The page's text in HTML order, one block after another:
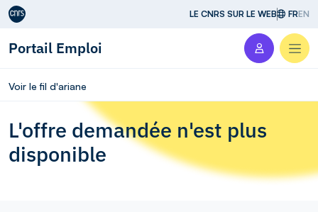
Aller au contenu LE CNRS SUR LE WEB FREN
Portail Emploi
Voir le fil d'ariane
L'offre demandée n'est plus
disponible